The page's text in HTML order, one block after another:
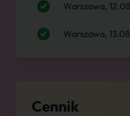
Warszawa, 12.08
Warszawa, 13.08
Cennik